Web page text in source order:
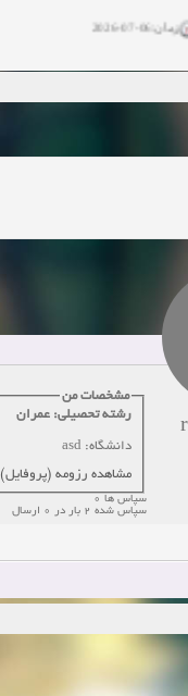
04-2025
زمان:11-11-2024
زمان:10-28-2024
زمان:10-13-2024
مشخصات من
رشته تحصیلی: عمران
دانشگاه: asd
مشاهده رزومه (پروفایل)
سپاس ها 0
سپاس شده 2 بار در 0 ارسال